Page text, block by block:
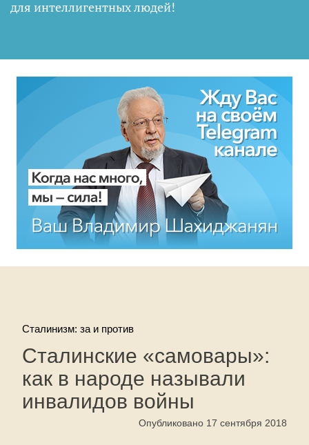
для интеллигентных людей!
Сталинизм: за и против
Сталинские «самовары»:
как в народе называли
инвалидов войны
Опубликовано 17 сентября 2018